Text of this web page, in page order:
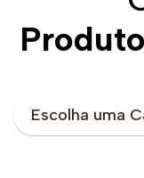
Escolha uma